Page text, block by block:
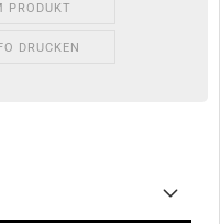
PRODUKT
DRUCKEN